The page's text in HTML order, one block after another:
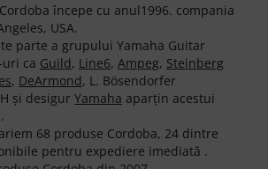
începe cu anul1996. compania
USA.
parte a grupului Yamaha Guitar
ca Guild, Line6, Ampeg, Steinberg
, DeArmond, L. Bösendorfer
şi desigur Yamaha aparţin acestui
68 produse Cordoba, 24 dintre
pentru expediere imediată .